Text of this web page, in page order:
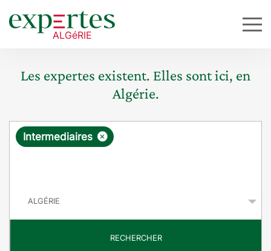
Les expertes existent. Elles sont ici, en
Algérie.
R
ê
×
Intermediaires
RECHERCHER